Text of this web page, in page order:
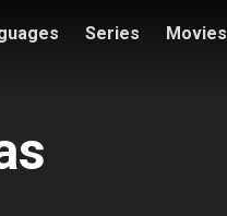
Series Movies